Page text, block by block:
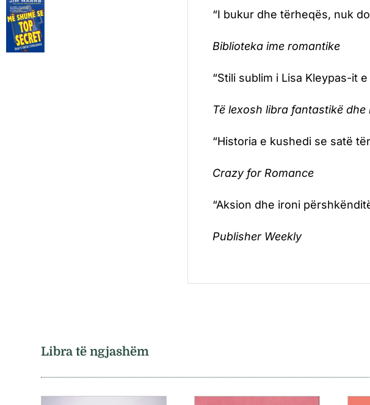
“I bukur dhe tërheqës, nuk
Biblioteka ime romantike
“Stili sublim i Lisa Kleypas-it
Të lexosh libra fantastikë dhe
“Historia e kushedi se satë
Crazy for Romance
“Aksion dhe ironi
Publisher Weekly
Libra të ngjashëm